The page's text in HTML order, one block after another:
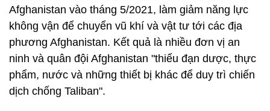
Afghanistan vào tháng 5/2021, làm giảm năng lực
không vận để chuyển vũ khí và vật tư tới các địa
phương Afghanistan. Kết quả là nhiều đơn vị an
ninh và quân đội Afghanistan "thiếu đạn dược, thực
phẩm, nước và những thiết bị khác để duy trì chiến
dịch chống Taliban".